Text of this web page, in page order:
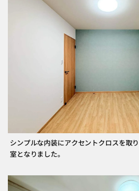
シンプルな内装にアクセントクロスを取
室となりました。